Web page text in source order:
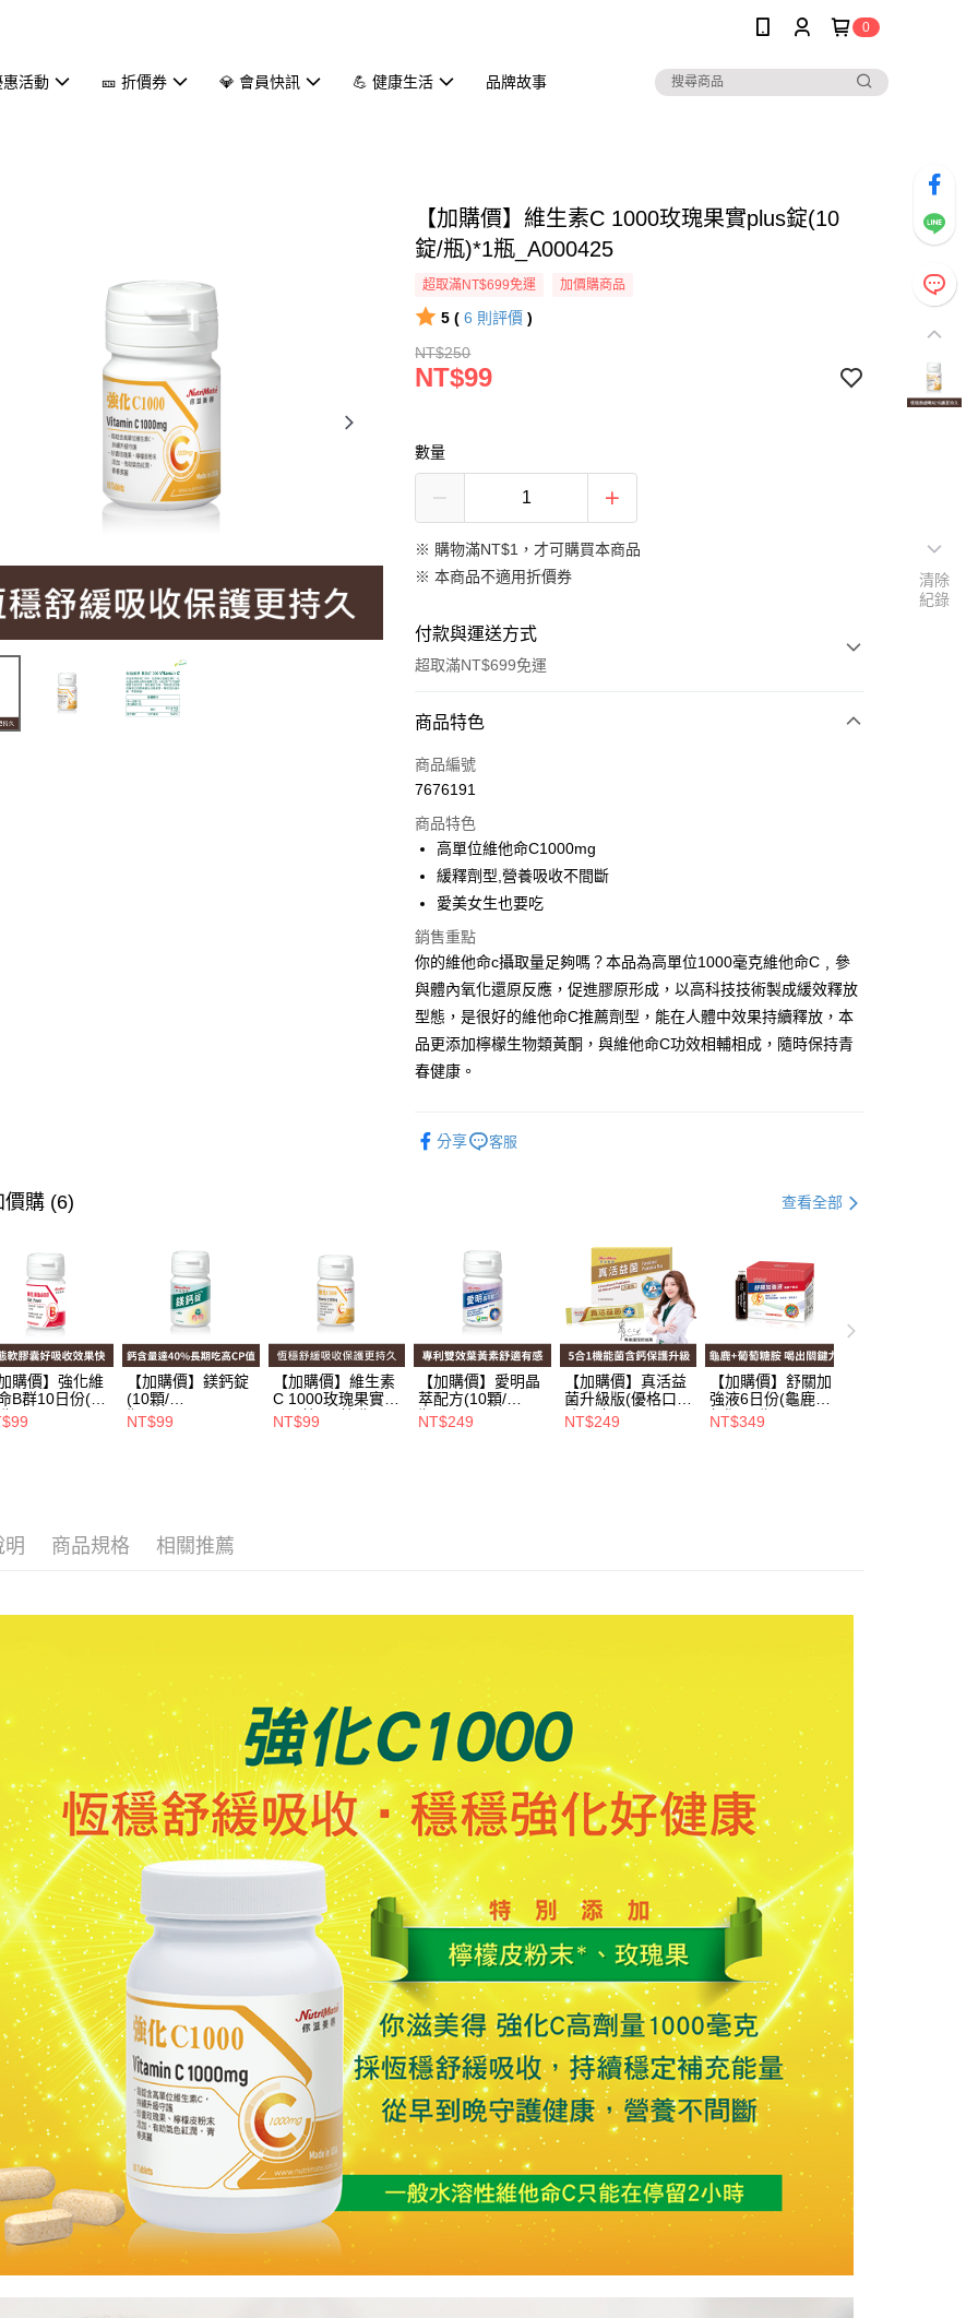
0
惠活動 🎫 折價券 💎 會員快訊 💪 健康生活 品牌故事
【加購價】維生素C 1000玫瑰果實plus錠(10
錠/瓶)*1瓶_A000425
超取滿NT$699免運 加價購商品
5 ( 6 則評價 )
NT$250
NT$99
數量
※ 購物滿NT$1，才可購買本商品
※ 本商品不適用折價券
付款與運送方式
超取滿NT$699免運
付款方式
信用卡一次付款
LINE Pay
Apple Pay
悠遊付
全盈+PAY
大哥付你分期
【大哥付你分期使用說明】
1.本服務由台灣大哥大提供，台灣大哥大用戶可立即使用無須另外申請。
4.訂單成立30分鐘內，如未前往確認交易或遇審核未通過，訂單將自動取
消。如遇「轉專審核」未通過狀況，表示未達大哥付你分期系統評分，恕
無法說明評估內容。
【繳款方式說明】
1.分期款項不併入電信帳單，「大哥付你分期」於每月結算日後寄送繳費提
醒簡訊。
2.透過簡訊連結打開帳單後，可選擇「超商條碼／台灣大直營門市／銀行轉
帳／街口支付／iPASS MONEY」等通路繳費。
【注意事項】
AFTEE先享後付
AFTEE先享後付是「在收到商品之後才付款」的支付方式。 讓您購物簡單
１．簡單：不需註冊會員、不需綁卡、不需儲值。
２．便利：只要手機號碼，簡訊認證，即可結帳。
３．安心：先確認商品／服務後，再付款。
【「AFTEE先享後付」結帳流程】
１．於結帳方式選擇「AFTEE先享後付」後，將跳轉至「AFTEE先享後
付」結帳頁面，進行簡訊認證並確認金額後，即可完成結帳。
２．訂單成立數日內，您將收到繳費通知簡訊。
３．收到繳費通知簡訊後14天內，點擊此簡訊中的連結，可透過四大超商
／ATM／網路銀行／等多元方式進行付款，方視為交易完成。
３．未成年的使用者請事先徵得法定代理人或監護人之同意方可使用
「AFTEE先享後付」，若未經同意申辦者引起之損失，本公司不負相關責
任。
４．使用「AFTEE先享後付」時，將依據個別帳號之用戶狀況，依本公司
即時審查核予不同之上限額度；若仍有額度不足之情形，本公司將視審查
結果請求用戶進行身份認證。
５．嚴禁一人註冊多個帳號或使用他人資訊註冊。若發現惡意使用之情
形，恩沛科技股份有限公司將有權停止該用戶之使用額度並採取法律行
動。
「Hami Point」為中華電信所提供之點數服務，可於會員專區綁定中華電
信會員帳號後，即可在購物車使用 Hami Point 折抵消費金額 (1點等於1
ATM付款
運送方式
全家取貨付款
每筆NT$60，滿NT$699(含以上)免運費
每筆NT$60，滿NT$699(含以上)免運費
付款後7-11取貨
每筆NT$60，滿NT$699(含以上)免運費
宅配
每筆NT$120，滿NT$1,000(含以上)免運費
宅配-離島
每筆NT$120，滿NT$1,000(含以上)免運費
商品特色
商品編號
7676191
商品特色
高單位維他命C1000mg
緩釋劑型,營養吸收不間斷
愛美女生也要吃
銷售重點
你的維他命c攝取量足夠嗎？本品為高單位1000毫克維他命C﹐參
與體內氧化還原反應，促進膠原形成，以高科技技術製成緩效釋放
型態，是很好的維他命C推薦劑型，能在人體中效果持續釋放，本
品更添加檸檬生物類黃酮，與維他命C功效相輔相成，隨時保持青
春健康。
分享 客服
價購 (6) 查看全部
購價】強化維
B群10日份(10
)_A000226
【加購價】鎂鈣錠
(10顆/
瓶)_A000384
NT$99
【加購價】維生素
C 1000玫瑰果實
plus錠(10錠/瓶)*1
瓶_A000425
NT$99
【加購價】愛明晶
萃配方(10顆/
瓶)_A000332
NT$249
【加購價】真活益
菌升級版(優格口
味)(6包/
盒)_A000342
NT$249
【加購價】舒關加
強液6日份(龜鹿升
級版)(6瓶/
盒)_A000249
NT$349
明 商品規格 相關推薦
清除
紀錄